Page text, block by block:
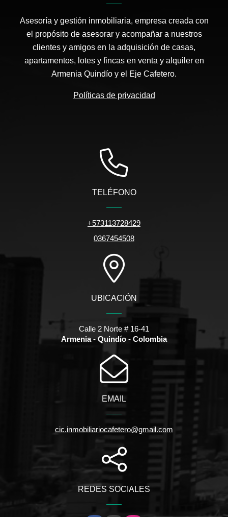
Asesoría y gestión inmobiliaria, empresa creada con
el propósito de asesorar y acompañar a nuestros
clientes y amigos en la adquisición de casas,
apartamentos, lotes y fincas en venta y alquiler en
Armenia Quindío y el Eje Cafetero.
Políticas de privacidad
TELÉFONO
+573113728429
0367454508
UBICACIÓN
Calle 2 Norte # 16-41
Armenia - Quindío - Colombia
EMAIL
cic.inmobiliariocafetero@gmail.com
REDES SOCIALES